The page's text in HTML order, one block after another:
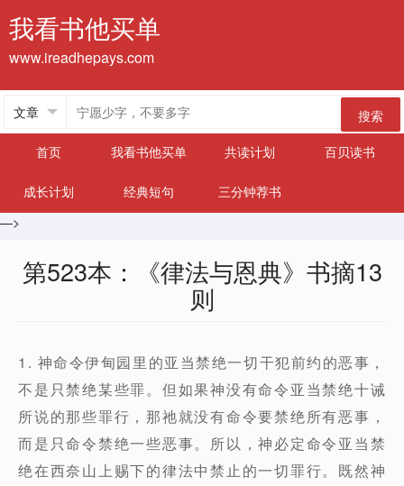
我看书他买单
www.ireadhepays.com
搜索
首页
我看书他买单 共读计划 百贝读书
成长计划 经典短句
三分钟荐书
—>
第523本：《律法与恩典》书摘13
则
1. 神命令伊甸园里的亚当禁绝一切干犯前约的恶事，
不是只禁绝某些罪。但如果神没有命令亚当禁绝十诫
所说的那些罪行，那祂就没有命令要禁绝所有恶事，
而是只命令禁绝一些恶事。所以，神必定命令亚当禁
绝在西奈山上赐下的律法中禁止的一切罪行。既然神